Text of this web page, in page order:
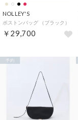
NOLLEY'S
ボストンバッグ （ブラック）
￥29,700
予約